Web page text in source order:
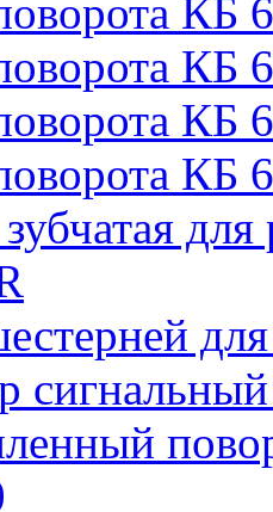
КБ
КБ
КБ
КБ